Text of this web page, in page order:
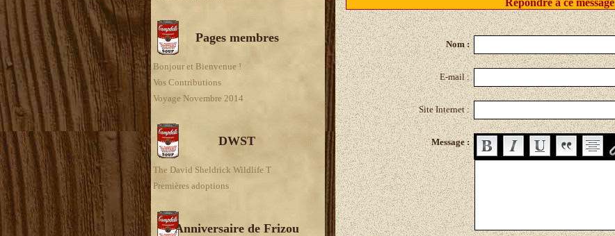
Pages membres
Bonjour et Bienvenue !
Vos Contributions
Voyage Novembre 2014
DWST
The David Sheldrick Wildlife T
Premières adoptions
Anniversaire de Frizou
Répondre à ce message
Nom :
E-mail :
Site Internet :
Message :